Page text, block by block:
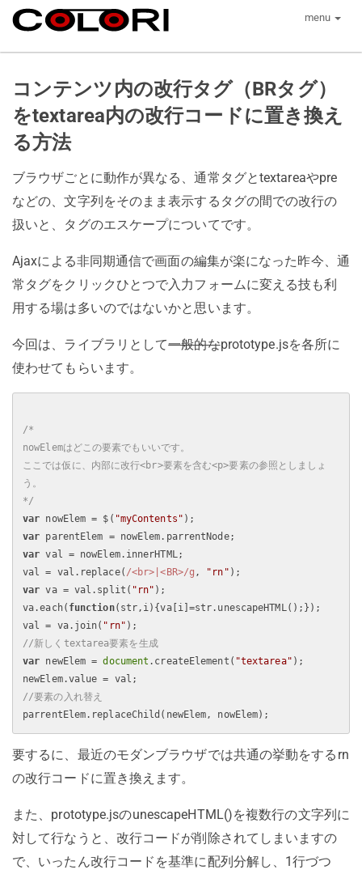
menu
コンテンツ内の改行タグ（BRタグ）
をtextarea内の改行コードに置き換え
る方法
ブラウザごとに動作が異なる、通常タグとtextareaやpre
などの、文字列をそのまま表示するタグの間での改行の
扱いと、タグのエスケープについてです。
Ajaxによる非同期通信で画面の編集が楽になった昨今、通
常タグをクリックひとつで入力フォームに変える技も利
用する場は多いのではないかと思います。
今回は、ライブラリとして一般的なprototype.jsを各所に
使わせてもらいます。
/*
nowElemはどこの要素でもいいです。
ここでは仮に、内部に改行<br>要素を含む<p>要素の参照としましょ
う。
*/
var nowElem = $( "myContents"
var
var val = nowElem.innerHTML;
val = val.replace( /<br>|<BR>/g , "rn"
var va = val.split( "rn" );
va.each( function( str,i ) {va[i]=str.unescapeHTML();});
val = va.join( "rn"
//新しくtextarea要素を生成
var newElem = document .createElement( "textarea" );
//要素の入れ替え
要するに、最近のモダンブラウザでは共通の挙動をするrn
の改行コードに置き換えます。
また、prototype.jsのunescapeHTML()を複数行の文字列に
対して行なうと、改行コードが削除されてしまいますの
で、いったん改行コードを基準に配列分解し、1行づつ